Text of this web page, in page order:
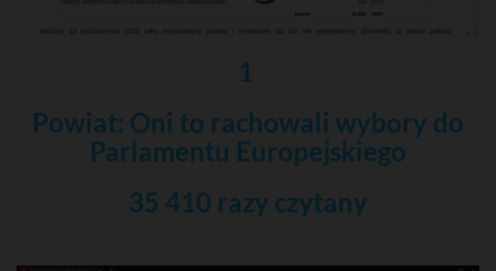
1
Powiat: Oni to rachowali wybory do
Parlamentu Europejskiego
35 410 razy czytany